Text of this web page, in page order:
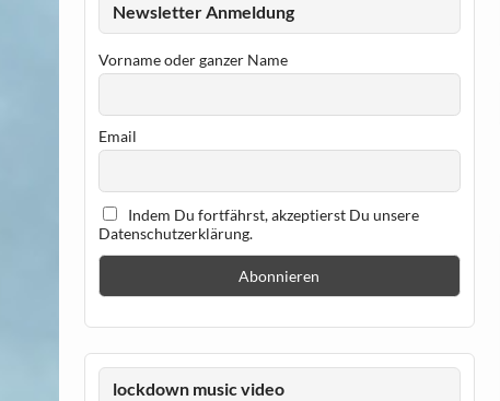
Newsletter Anmeldung
Vorname oder ganzer Name
Email
Indem Du fortfährst, akzeptierst Du unsere
Datenschutzerklärung.
lockdown music video